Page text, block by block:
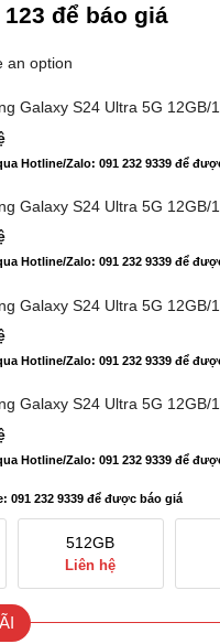
để báo giá
an option
Galaxy S24 Ultra 5G 12GB/
Hotline/Zalo: 091 232 9339 để
Galaxy S24 Ultra 5G 12GB/
Hotline/Zalo: 091 232 9339 để
Galaxy S24 Ultra 5G 12GB/
Hotline/Zalo: 091 232 9339 để
Galaxy S24 Ultra 5G 12GB/
Hotline/Zalo: 091 232 9339 để
091 232 9339 để được báo giá
512GB
Liên hệ